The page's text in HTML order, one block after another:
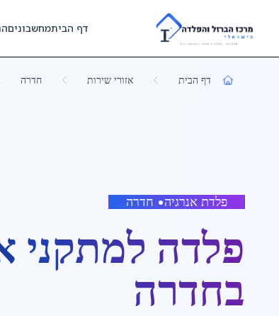
Skip to main content
דף הביתמחשבונים
דף הבית אזורי שירות חדרה
פלדת אנרגיה• חדרה
פלדה למתקני
בחדרה